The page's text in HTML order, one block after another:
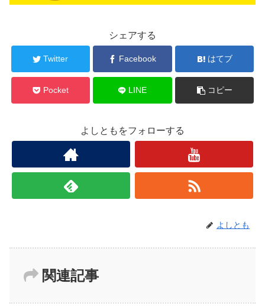
シェアする
Twitter Facebook はてブ
Pocket LINE コピー
よしともをフォローする
よしとも
関連記事